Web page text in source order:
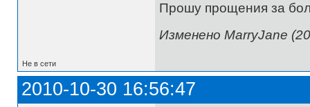
Прошу прощения за
Изменено MarryJane
Не в сети
2010-10-30 16:56:47